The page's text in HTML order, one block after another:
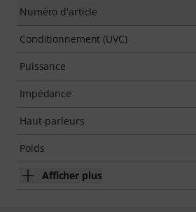
Numéro d'article
Conditionnement (UVC)
Puissance
Impédance
Haut-parleurs
Poids
Afficher plus